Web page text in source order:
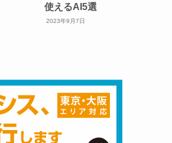
使えるAI5選
2023年9月7日